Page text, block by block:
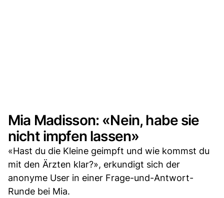
Mia Madisson: «Nein, habe sie
nicht impfen lassen»
«Hast du die Kleine geimpft und wie kommst du
mit den Ärzten klar?», erkundigt sich der
anonyme User in einer Frage-und-Antwort-
Runde bei Mia.